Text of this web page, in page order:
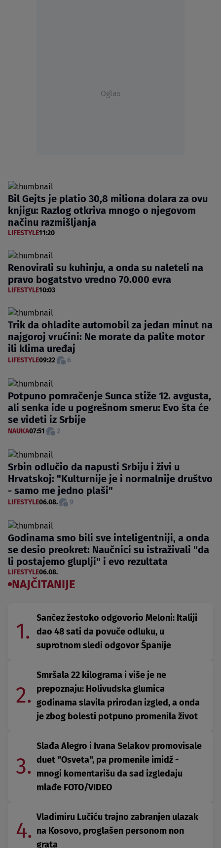
Oglas
Bil Gejts je platio 30,8 miliona dolara za ovu
knjigu: Razlog otkriva mnogo o njegovom
načinu razmišljanja
LIFESTYLE11:20
Renovirali su kuhinju, a onda su naleteli na
pravo bogatstvo vredno 70.000 evra
LIFESTYLE10:03
Trik da ohladite automobil za jedan minut na
najgoroj vrućini: Ne morate da palite motor
ili klima uređaj
LIFESTYLE09:22 6
Potpuno pomračenje Sunca stiže 12. avgusta,
ali senka ide u pogrešnom smeru: Evo šta će
se videti iz Srbije
NAUKA07:51 2
Srbin odlučio da napusti Srbiju i živi u
Hrvatskoj: "Kulturnije je i normalnije društvo
- samo me jedno plaši"
LIFESTYLE06.08. 9
Godinama smo bili sve inteligentniji, a onda
se desio preokret: Naučnici su istraživali "da
li postajemo gluplji" i evo rezultata
LIFESTYLE06.08.
NAJČITANIJE
1.
Sančez žestoko odgovorio Meloni: Italiji
dao 48 sati da povuče odluku, u
suprotnom sledi odgovor Španije
2.
Smršala 22 kilograma i više je ne
prepoznaju: Holivudska glumica
godinama slavila prirodan izgled, a onda
je zbog bolesti potpuno promenila život
3.
Slađa Alegro i Ivana Selakov promovisale
duet "Osveta", pa promenile imidž -
mnogi komentarišu da sad izgledaju
mlađe FOTO/VIDEO
4.
Vladimiru Lučiću trajno zabranjen ulazak
na Kosovo, proglašen personom non
grata